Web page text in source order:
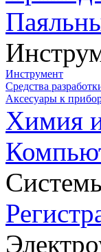
Инструмент
Средства
Аксесуары к
Химия